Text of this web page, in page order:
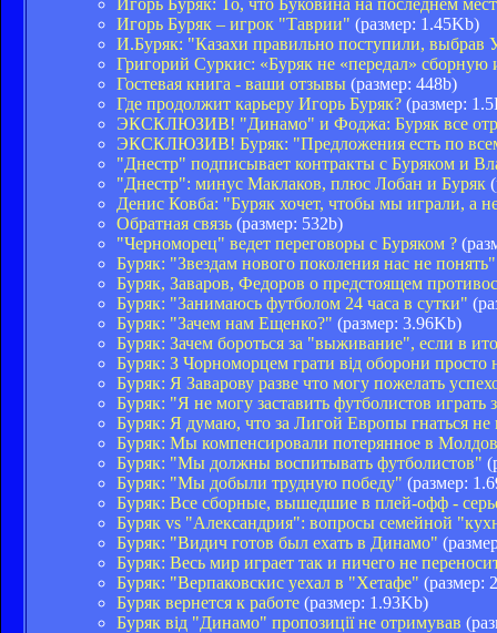
Игорь Буряк – игрок "Таврии" (размер: 1.45Kb)
И.Буряк: "Казахи правильно поступили,
Григорий Суркис: «Буряк не «передал» сборную
Гостевая книга - ваши отзывы (размер: 448b)
Где продолжит карьеру Игорь Буряк? (размер:
ЭКСКЛЮЗИВ! "Динамо" и Фоджа: Буряк все
ЭКСКЛЮЗИВ! Буряк: "Предложения есть по
"Днестр" подписывает контракты с Буряком и
"Днестр": минус Маклаков, плюс Лобан и Буряк
Денис Ковба: "Буряк хочет, чтобы мы играли, а
Обратная связь (размер: 532b)
"Черноморец" ведет переговоры с Буряком ?
Буряк: "Звездам нового поколения нас не понять"
Буряк, Заваров, Федоров о предстоящем
Буряк: "Занимаюсь футболом 24 часа в сутки"
Буряк: "Зачем нам Ещенко?" (размер: 3.96Kb)
Буряк: Зачем бороться за "выживание", если в
Буряк: З Чорноморцем грати від оборони просто
Буряк: Я Заварову разве что могу пожелать
Буряк: "Я не могу заставить футболистов
Буряк: Я думаю, что за Лигой Европы гнаться
Буряк: Мы компенсировали потерянное в
Буряк: "Мы должны воспитывать футболистов"
Буряк: "Мы добыли трудную победу" (размер:
Буряк: Все сборные, вышедшие в плей-офф -
Буряк vs "Александрия": вопросы семейной
Буряк: "Видич готов был ехать в Динамо"
Буряк: Весь мир играет так и ничего не
Буряк: "Верпаковскис уехал в "Хетафе" (размер:
Буряк вернется к работе (размер: 1.93Kb)
Буряк від "Динамо" пропозиції не отримував